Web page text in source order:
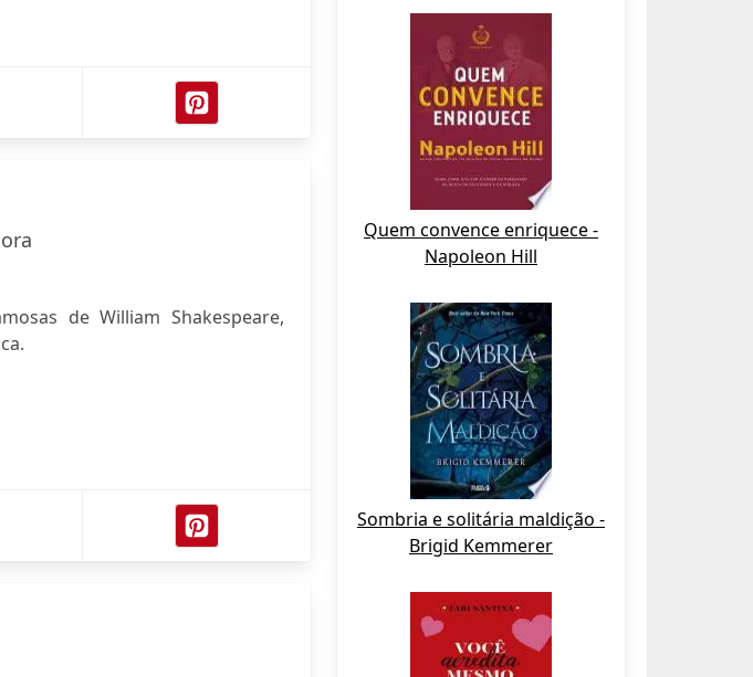
de William Shakespeare,
Quem convence enriquece -
Napoleon Hill
Sombria e solitária maldição -
Brigid Kemmerer